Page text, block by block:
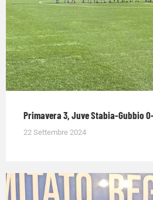
Primavera 3, Juve Stabia-Gubbio
22 Settembre 2024